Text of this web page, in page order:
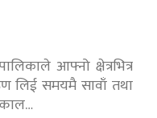
आफ्नो क्षेत्रभित्र
लिई समयमै सावाँ तथा